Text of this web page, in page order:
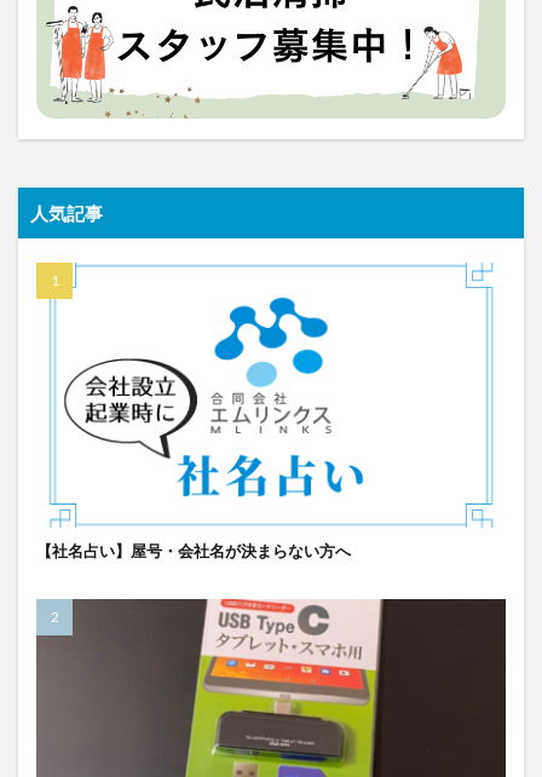
人気記事
【社名占い】屋号・会社名が決まらない方へ